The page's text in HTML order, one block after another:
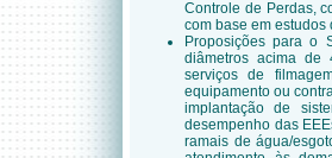
Controle de Perdas,
com base em estudos
Proposições para o
diâmetros acima de
serviços de
equipamento ou
implantação de
desempenho das
ramais de água/